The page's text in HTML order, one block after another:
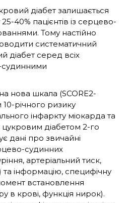
діабет залишається
40% пацієнтів із серцево-
Тому настійно
систематичний
діабет серед всіх
судинними
нова шкала (SCORE2-
річного ризику
інфаркту міокарда та
цукровим діабетом 2-го
дані про звичайні
судинних
артеріальний тиск,
та інформацію, специфічну
встановлення
в крові, функція нирок).